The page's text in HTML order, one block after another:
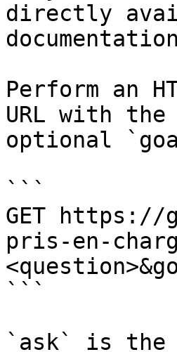
directly
Perform an
URL with
optional
```
GET https://
pris-en-
```
`ask` is the